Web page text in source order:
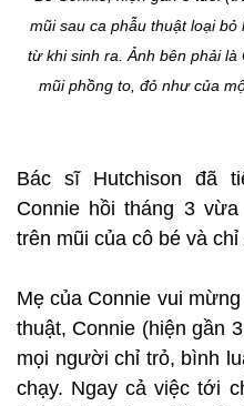
mũi sau ca phẫu thuật loại
từ khi sinh ra. Ảnh bên phải
mũi phồng to, đỏ như của
Bác sĩ Hutchison đã
Connie hồi tháng 3
trên mũi của cô bé và
Mẹ của Connie vui
thuật, Connie (hiện gần
mọi người chỉ trỏ, bình
chạy. Ngay cả việc tới